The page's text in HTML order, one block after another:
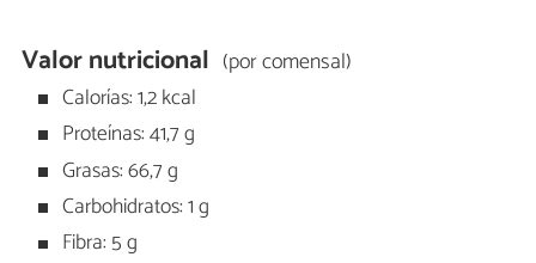
Valor nutricional (por comensal)
Calorías: 1,2 kcal
Proteínas: 41,7 g
Grasas: 66,7 g
Carbohidratos: 1 g
Fibra: 5 g